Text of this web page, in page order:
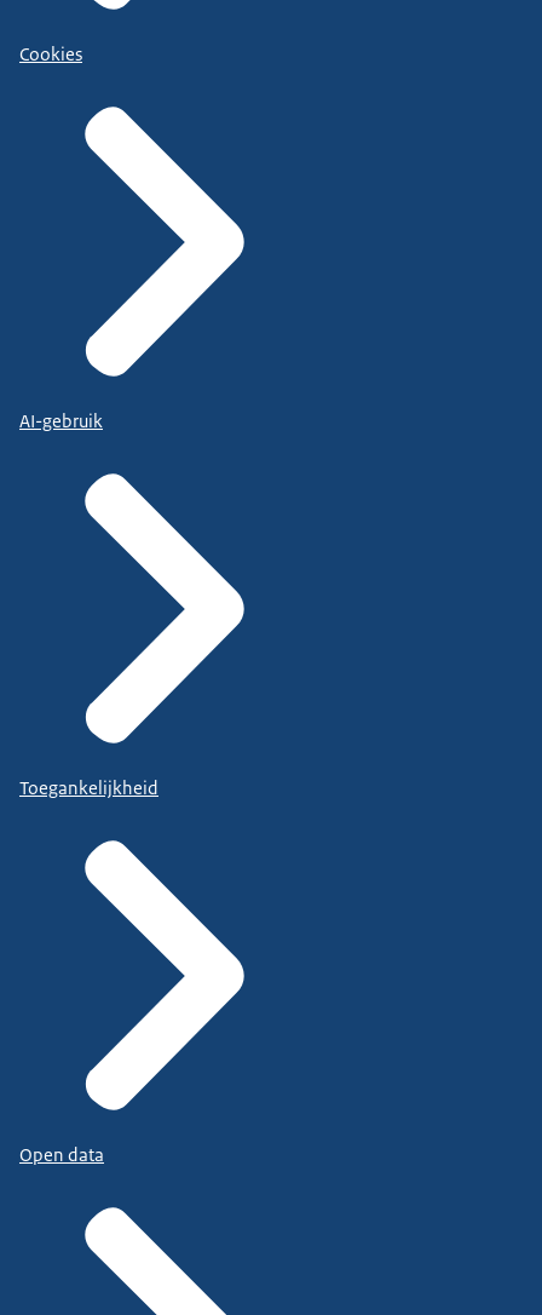
Cookies
AI-gebruik
Toegankelijkheid
Open data